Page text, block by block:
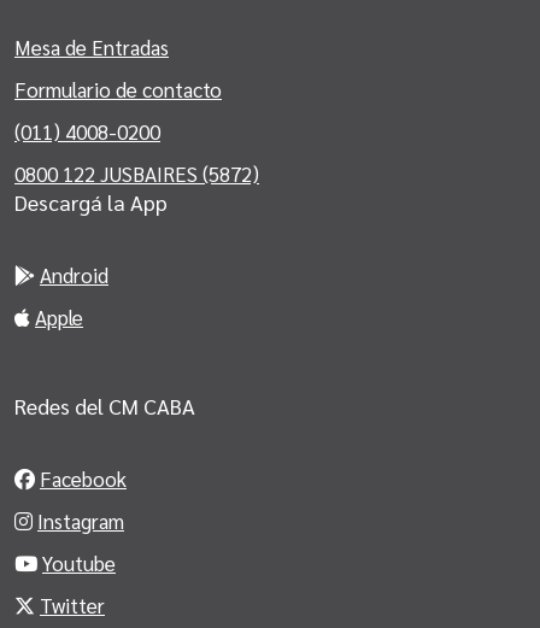
Mesa de Entradas
Formulario de contacto
(011) 4008-0200
0800 122 JUSBAIRES (5872)
Descargá la App
Android
Apple
Redes del CM CABA
Facebook
Instagram
Youtube
Twitter